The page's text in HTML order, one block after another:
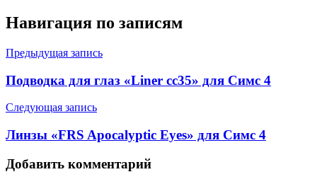
Навигация по записям
Предыдущая запись
Подводка для глаз «Liner cc35» для Симс 4
Следующая запись
Линзы «FRS Apocalyptic Eyes» для Симс 4
Добавить комментарий